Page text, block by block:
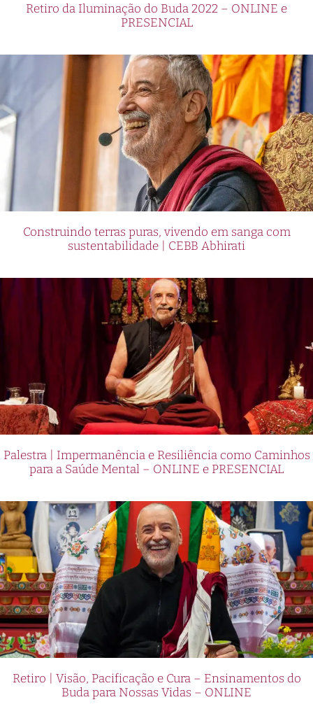
Retiro da Iluminação do Buda 2022 – ONLINE e
PRESENCIAL
Construindo terras puras, vivendo em sanga com
sustentabilidade | CEBB Abhirati
Palestra | Impermanência e Resiliência como Caminhos
para a Saúde Mental – ONLINE e PRESENCIAL
Retiro | Visão, Pacificação e Cura – Ensinamentos do
Buda para Nossas Vidas – ONLINE